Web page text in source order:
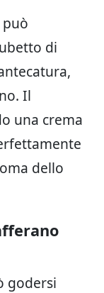
di
Il
una crema
dello
godersi